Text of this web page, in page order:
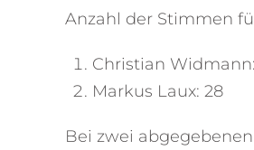
Anzahl der Stimmen
Christian Widmann:
Markus Laux: 28
Bei zwei